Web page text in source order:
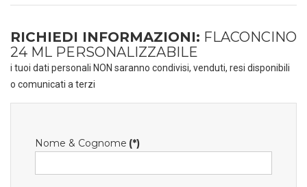
RICHIEDI INFORMAZIONI: FLACONCINO
24 ML PERSONALIZZABILE
i tuoi dati personali NON saranno condivisi, venduti, resi disponibili
o comunicati a terzi
Nome & Cognome (*)